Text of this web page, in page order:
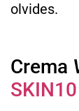
olvides.
Crema
SKIN10